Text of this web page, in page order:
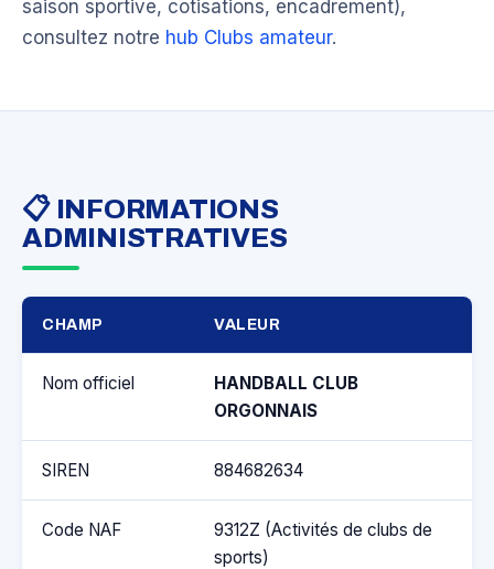
saison sportive, cotisations, encadrement),
consultez notre hub Clubs amateur.
📋 INFORMATIONS
ADMINISTRATIVES
CHAMP VALEUR
Nom officiel
HANDBALL CLUB
ORGONNAIS
SIREN 884682634
Code NAF
9312Z (Activités de clubs de
sports)